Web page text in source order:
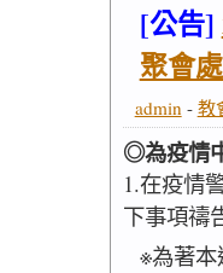
.jpg
[公告]
聚會
admin- 教
◎為疫情
1.在疫情
下事項禱
※為著